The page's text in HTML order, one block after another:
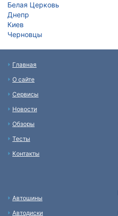
Белая Церковь
Днепр
Киев
Черновцы
Главная
О сайте
Сервисы
Новости
Обзоры
Тесты
Контакты
Автошины
Автодиски